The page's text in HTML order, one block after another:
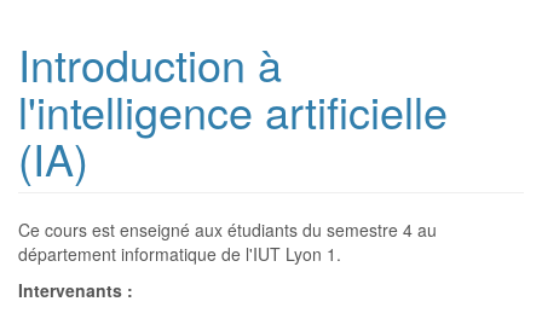
Introduction à
l'intelligence artificielle
(IA)
Ce cours est enseigné aux étudiants du semestre 4 au
département informatique de l'IUT Lyon 1.
Intervenants :